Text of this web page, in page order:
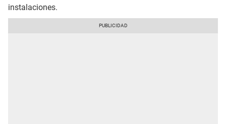
instalaciones.